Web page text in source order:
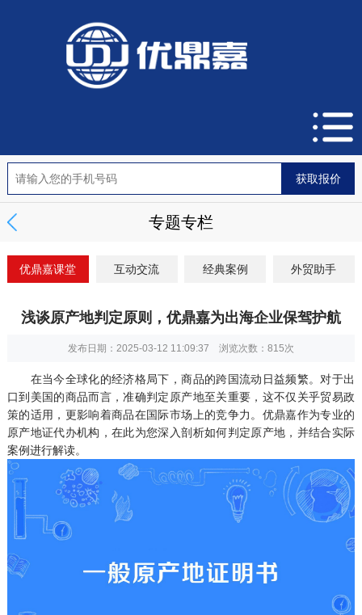
专题专栏
优鼎嘉课堂 互动交流 经典案例 外贸助手
浅谈原产地判定原则，优鼎嘉为出海企业保驾护航
发布日期：2025-03-12 11:09:37 浏览次数： 815次
在当今全球化的经济格局下，商品的跨国流动日益频繁。对于出
口到美国的商品而言，准确判定原产地至关重要，这不仅关乎贸易政
策的适用，更影响着商品在国际市场上的竞争力。优鼎嘉作为专业的
原产地证代办机构，在此为您深入剖析如何判定原产地，并结合实际
案例进行解读。